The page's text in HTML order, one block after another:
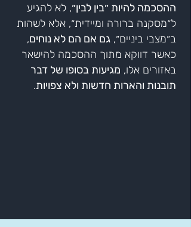
ההסכמה להיות ״בין לבין״, לא להגיע
ל״מסקנה ברורה ומיידית״, אלא לשהות
ב״מצבי ביניים״, גם אם הם לא נוחים,
כאשר דווקא מתוך ההסכמה להישאר
באזורים אלו, מגיעות בסופו של דבר
תובנות והארות חדשות ולא צפויות.